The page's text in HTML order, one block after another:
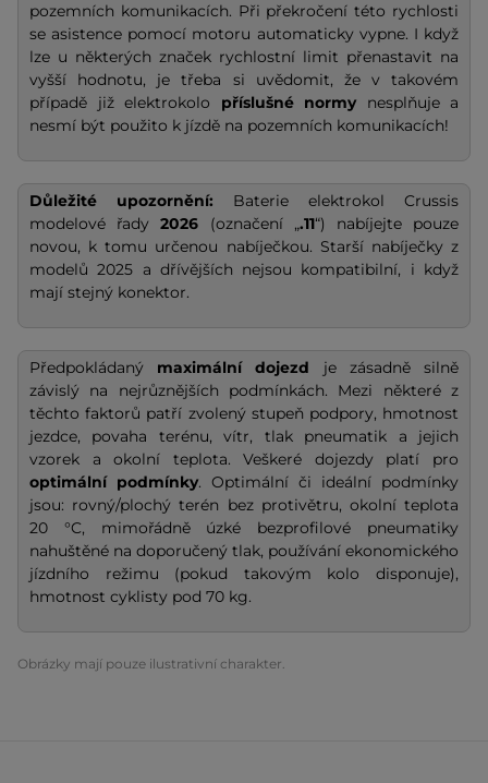
pozemních komunikacích. Při překročení této rychlosti
se asistence pomocí motoru automaticky vypne. I když
lze u některých značek rychlostní limit přenastavit na
vyšší hodnotu, je třeba si uvědomit, že v takovém
případě již elektrokolo příslušné normynesplňuje a
nesmí být použito k jízdě na pozemních komunikacích!
Důležité upozornění: Baterie elektrokol Crussis
modelové řady2026 (označení „.11“) nabíjejte pouze
novou, k tomu určenou nabíječkou. Starší nabíječky z
modelů 2025 a dřívějších nejsou kompatibilní, i když
mají stejný konektor.
Předpokládaný maximální dojezd je zásadně silně
závislý na nejrůznějších podmínkách. Mezi některé z
těchto faktorů patří zvolený stupeň podpory, hmotnost
jezdce, povaha terénu, vítr, tlak pneumatik a jejich
vzorek a okolní teplota. Veškeré dojezdy platí pro
optimální podmínky. Optimální či ideální podmínky
jsou: rovný/plochý terén bez protivětru, okolní teplota
20 °C, mimořádně úzké bezprofilové pneumatiky
nahuštěné na doporučený tlak, používání ekonomického
jízdního režimu (pokud takovým kolo disponuje),
hmotnost cyklisty pod 70 kg.
Obrázky mají pouze ilustrativní charakter.